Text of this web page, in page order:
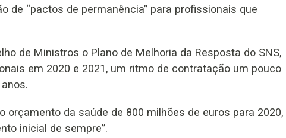
de “pactos de permanência” para profissionais que
de Ministros o Plano de Melhoria da Resposta do SNS,
em 2020 e 2021, um ritmo de contratação um pouco
da saúde de 800 milhões de euros para 2020,
inicial de sempre”.